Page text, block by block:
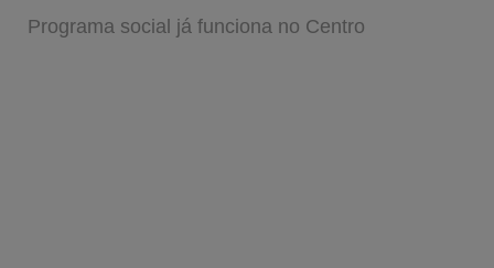
Programa social já funciona no Centro